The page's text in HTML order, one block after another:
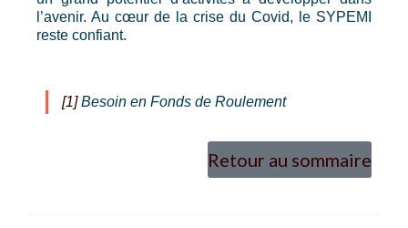
l’avenir. Au cœur de la crise du Covid, le SYPEMI
reste confiant.
[1]Besoin en Fonds de Roulement
Retour au sommaire